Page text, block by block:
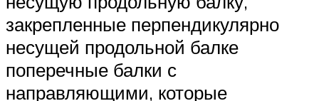
закрепленные перпендикулярно
несущей продольной балке
поперечные балки с
направляющими, которые